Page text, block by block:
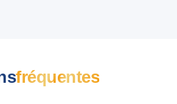
fréquentes